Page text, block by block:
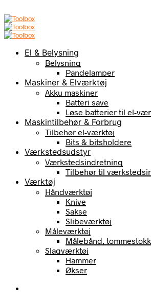
El & Belysning
Belysning
Pandelamper
Maskiner & Elværktøj
Akku maskiner
Batteri save
Løse batterier til el-
Maskintilbehør & Forbrug
Tilbehør el-værktøj
Bits & bitsholdere
Værkstedsudstyr
Værkstedsindretning
Tilbehør til
Værktøj
Håndværktøj
Knive
Sakse
Slibeværktøj
Måleværktøj
Målebånd,
Slagværktøj
Hammer
Økser